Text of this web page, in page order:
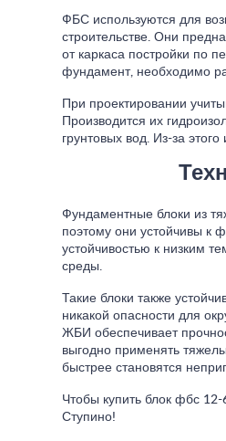
ФБС используются для
строительстве. Они
от каркаса постройки по
фундамент, необходимо
При проектировании
Производится их
грунтовых вод. Из-за
Фундаментные блоки из
поэтому они устойчивы к
устойчивостью к низким
среды.
Такие блоки также
никакой опасности для
ЖБИ обеспечивает
выгодно применять
быстрее становятся
Чтобы купить блок фбс
Ступино!